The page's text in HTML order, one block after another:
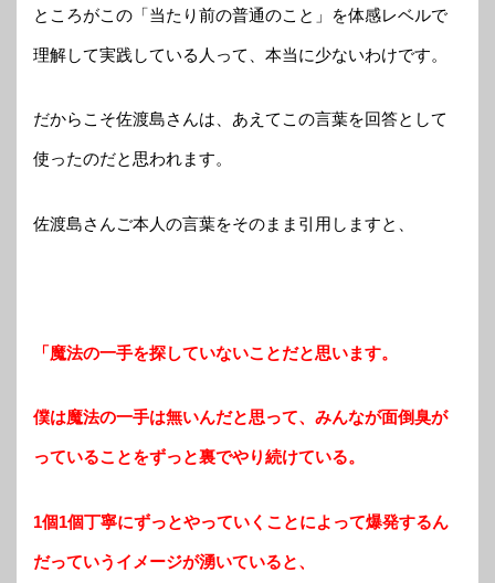
ところがこの「当たり前の普通のこと」を体感レベルで
理解して実践している人って、本当に少ないわけです。
だからこそ佐渡島さんは、あえてこの言葉を回答として
使ったのだと思われます。
佐渡島さんご本人の言葉をそのまま引用しますと、
「魔法の一手を探していないことだと思います。
僕は魔法の一手は無いんだと思って、みんなが面倒臭が
っていることをずっと裏でやり続けている。
1個1個丁寧にずっとやっていくことによって爆発するん
だっていうイメージが湧いていると、